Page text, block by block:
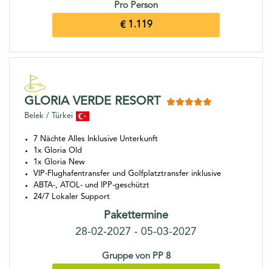
Pro Person
€ 1.119
GLORIA VERDE RESORT
Belek / Türkei
7 Nächte Alles Inklusive Unterkunft
1x Gloria Old
1x Gloria New
VIP-Flughafentransfer und Golfplatztransfer inklusive
ABTA-, ATOL- und IPP-geschützt
24/7 Lokaler Support
Pakettermine
28-02-2027 - 05-03-2027
Gruppe von PP 8